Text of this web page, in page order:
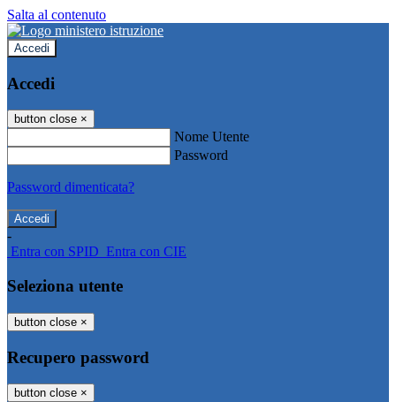
Salta al contenuto
Accedi
Accedi
button close ×
Nome Utente
Password
Password dimenticata?
-
Entra con SPID Entra con CIE
Seleziona utente
button close ×
Recupero password
button close ×